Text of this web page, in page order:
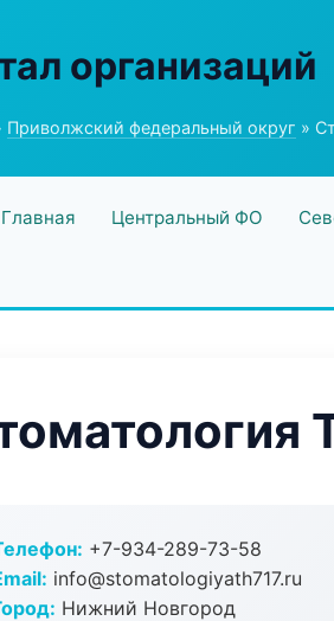
организаций
Приволжский федеральный округ »
Центральный ФО
+7-934-289-73-58
info@stomatologiyath717.ru
Нижний Новгород